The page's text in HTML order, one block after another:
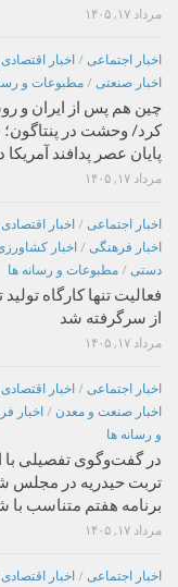
مرداد ۱۷, ۱۴۰۵
اخبار اجتماعی / اخبار اقتصادی
اخبار صنعتی / مطبوعات و
چین هم پس از ایران و
پایان عصر پدافند
مرداد ۱۷, ۱۴۰۵
اخبار اجتماعی / اخبار اقتصادی
اخبار فرهنگی / اخبار
دستی / مطبوعات و رسانه ها
فعالیت تنها کارگاه
از سرگرفته شد
مرداد ۱۷, ۱۴۰۵
اخبار اجتماعی / اخبار اقتصادی
اخبار صنعت و معدن / اخبار
و رسانه ها
در گفت‌وگوی تفصیلی با
برنامه هفتم متناسب
مرداد ۱۷, ۱۴۰۵
اخبار اجتماعی / اخبار اقتصادی